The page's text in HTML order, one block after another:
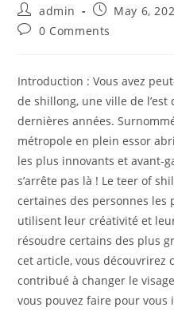
Post
author:
admin
Post
published:
May 6,
Post0 Comments
Introduction : Vous avez
de shillong, une ville de l’est
dernières années.
métropole en plein essor
les plus innovants et avant-
s’arrête pas là ! Le teer of
certaines des personnes les
utilisent leur créativité et
résoudre certains des plus
cet article, vous découvrirez
contribué à changer le
vous pouvez faire pour vous